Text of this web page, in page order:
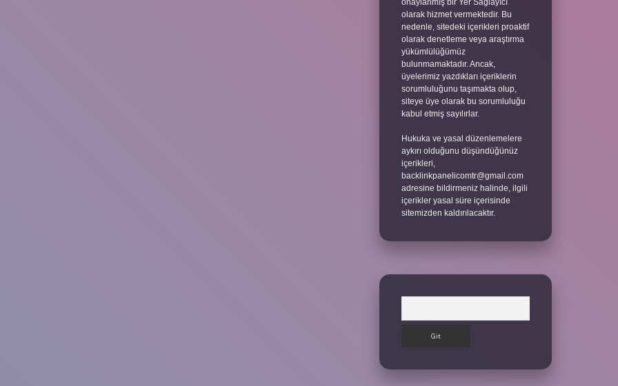
onaylanmış bir Yer Sağlayıcı
olarak hizmet vermektedir. Bu
nedenle, sitedeki içerikleri proaktif
olarak denetleme veya araştırma
yükümlülüğümüz
bulunmamaktadır. Ancak,
üyelerimiz yazdıkları içeriklerin
sorumluluğunu taşımakta olup,
siteye üye olarak bu sorumluluğu
kabul etmiş sayılırlar.
Hukuka ve yasal düzenlemelere
aykırı olduğunu düşündüğünüz
içerikleri,
backlinkpanelicomtr@gmail.com
adresine bildirmeniz halinde, ilgili
içerikler yasal süre içerisinde
sitemizden kaldırılacaktır.